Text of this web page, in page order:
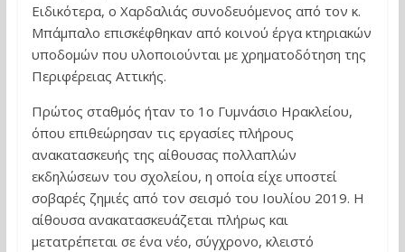
Ειδικότερα, ο Χαρδαλιάς συνοδευόμενος από τον κ.
Μπάμπαλο επισκέφθηκαν από κοινού έργα κτηριακών
υποδομών που υλοποιούνται με χρηματοδότηση της
Περιφέρειας Αττικής.
Πρώτος σταθμός ήταν το 1ο Γυμνάσιο Ηρακλείου,
όπου επιθεώρησαν τις εργασίες πλήρους
ανακατασκευής της αίθουσας πολλαπλών
εκδηλώσεων του σχολείου, η οποία είχε υποστεί
σοβαρές ζημιές από τον σεισμό του Ιουλίου 2019. Η
αίθουσα ανακατασκευάζεται πλήρως και
μετατρέπεται σε ένα νέο, σύγχρονο, κλειστό